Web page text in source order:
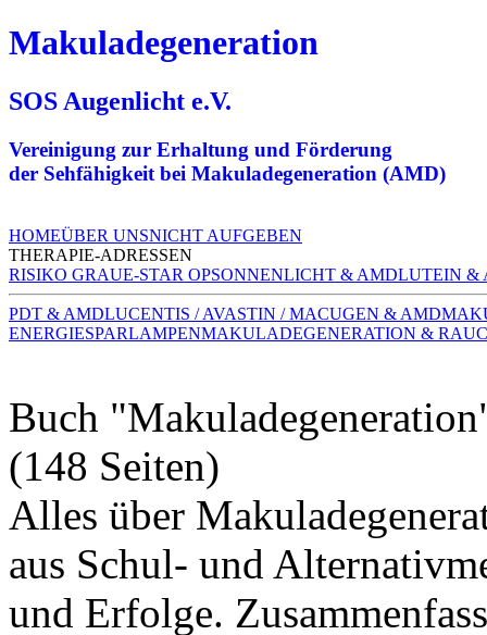
Makuladegeneration
SOS Augenlicht e.V.
Vereinigung zur Erhaltung und Förderung
der Sehfähigkeit bei Makuladegeneration (AMD)
HOMEÜBER UNSNICHT AUFGEBEN
THERAPIE-ADRESSEN
RISIKO GRAUE-STAR OPSONNENLICHT & AMDLUTEIN &
PDT & AMDLUCENTIS / AVASTIN / MACUGEN & AMD
ENERGIESPARLAMPENMAKULADEGENERATION &
Buch
(148 Seiten)
Alles über
aus Schul- und
und Erfolge.